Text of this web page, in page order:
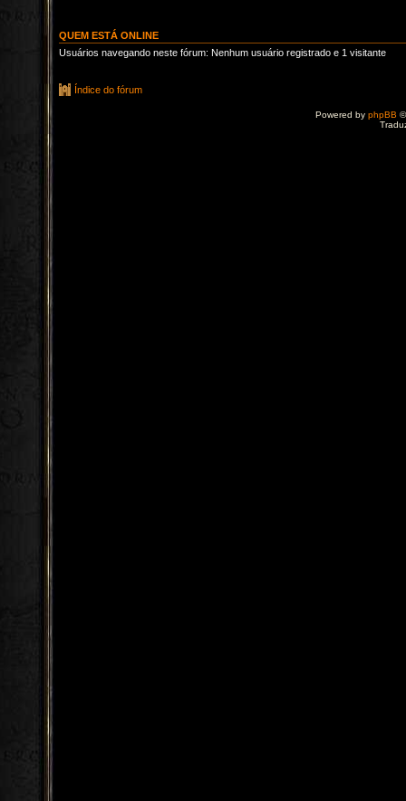
QUEM ESTÁ ONLINE
Usuários navegando neste fórum: Nenhum usuário registrado e 1 visitante
Índice do fórum
Powered by phpBB